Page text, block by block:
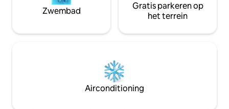
Zwembad
Gratis parkeren op
het terrein
Airconditioning